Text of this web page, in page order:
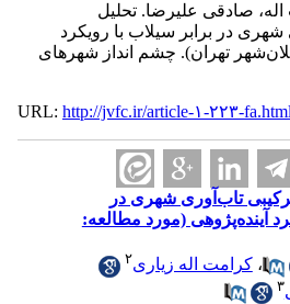
صادقی علیرضا. تحلیل
در برابر سیلاب با رویکرد
تهران). چشم انداز شهرهای
URL: http://jvfc.ir/article-۱-۲۲۳-fa.html
تاب‌آوری شهری در
آینده‌پژوهی (مورد مطالعه:
،کرامت اله زیاری۲
۳